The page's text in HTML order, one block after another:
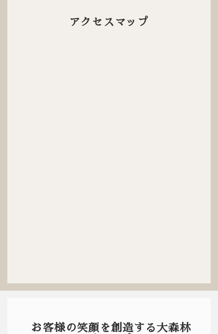
アクセスマップ
お客様の笑顔を創造する大森林